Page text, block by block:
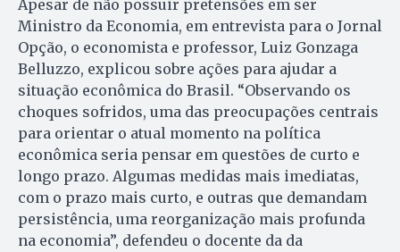
Apesar de não possuir pretensões em ser
Ministro da Economia, em entrevista para o Jornal
Opção, o economista e professor, Luiz Gonzaga
Belluzzo, explicou sobre ações para ajudar a
situação econômica do Brasil. “Observando os
choques sofridos, uma das preocupações centrais
para orientar o atual momento na política
econômica seria pensar em questões de curto e
longo prazo. Algumas medidas mais imediatas,
com o prazo mais curto, e outras que demandam
persistência, uma reorganização mais profunda
na economia”, defendeu o docente da da